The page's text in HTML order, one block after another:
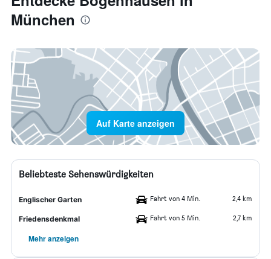
München
Auf Karte anzeigen
Beliebteste Sehenswürdigkeiten
Englischer Garten Fahrt von 4 Min. 2,4 km
Friedensdenkmal Fahrt von 5 Min. 2,7 km
Mehr anzeigen